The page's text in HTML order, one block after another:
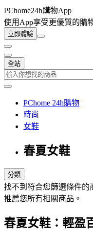
PChome24h購物App
使用App享受更優質的購
立即體驗
全站
PChome 24h購物
時尚
女鞋
春夏女鞋
分類
找不到符合您篩選條件的
推薦您所有相關商品。
春夏女鞋：輕盈